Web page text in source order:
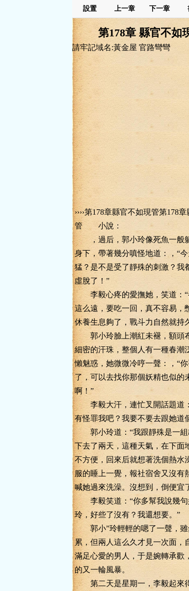
設置 上一章 下一章
第178章 縣官不如
請牢記域名:黃金屋 官路彎彎
››››第178章縣官不如現管第178
管 小說：
，過后，郭小玲像死魚一般
身下，帶著幾分嗔怪地道：，“
猛？是不是受了靜殊的刺激？我
虛脫了！”
李毅心疼的愛撫她，笑道：“
這么遠，要吃一回，真不容易，
休養生息夠了，戰斗力自然就持
郭小玲臉上潮紅未褪，額頭
細密的汗珠，整個人有一種春潮
懶魅惑，她微微冷哼一聲：，“
了，可以去找你那個妖精也似的
啊！”
李毅大汗，連忙叉開話題道
有怪罪我吧？我要不要去跟她道
郭小玲道：“我跟靜殊是一組
下去了兩天，這種天氣，在下面
不方便，回來后就想著洗個熱水
服的睡上一覺，報社宿舍又沒有
喊她過來洗澡。沒想到，倒便宜
李毅笑道：“你多幫我說幾句
玲，好些了沒有？我還想要。”
郭小”玲輕輕的嗯了一聲，雖
累，但兩人這么久才見一次面，
滿足心愛的男人，于是婉轉承歡
的又一輪風暴。
第二天是星期一，李毅起來